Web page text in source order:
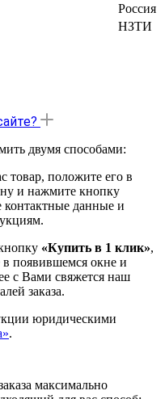
Россия
НЗТИ
двумя способами:
положите его в
и нажмите кнопку
контактные данные и
«Купить в 1 клик»,
в появившемся окне и
с Вами свяжется наш
заказа.
юридическими
.
максимально